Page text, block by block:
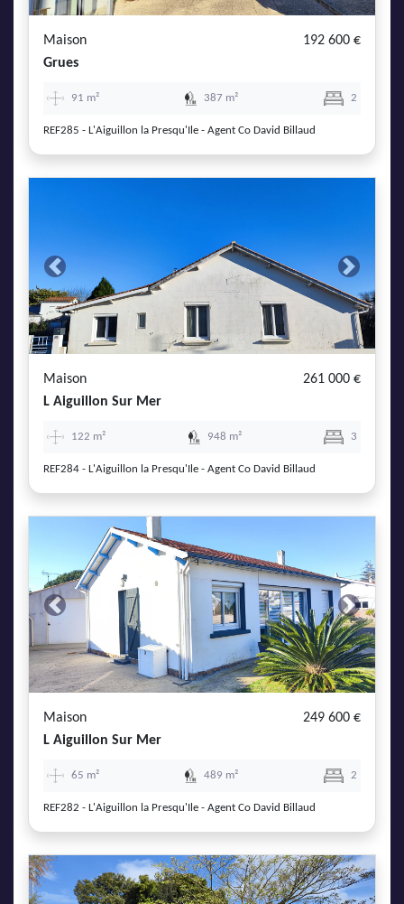
Maison
192 600 €
Grues
91 m² 387 m² 2
REF285 - L'Aiguillon la Presqu'Ile - Agent Co David Billaud
Previous Next
Maison
261 000 €
L Aiguillon Sur Mer
122 m² 948 m² 3
REF284 - L'Aiguillon la Presqu'Ile - Agent Co David Billaud
Previous Next
Maison
249 600 €
L Aiguillon Sur Mer
65 m² 489 m² 2
REF282 - L'Aiguillon la Presqu'Ile - Agent Co David Billaud